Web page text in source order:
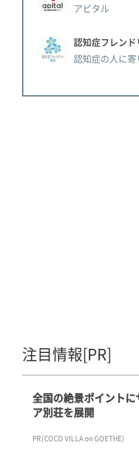
アピタル
認知症フレン
認知症の人に寄
注目情報[PR]
全国の絶景ポイント
ア別荘を展開
PR(COCO VILLA on GOETHE)